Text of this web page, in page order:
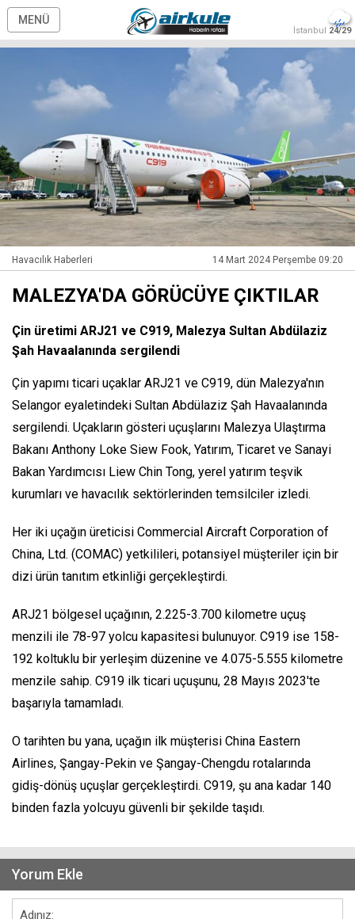
MENÜ
İstanbul 24/29
Havacılık Haberleri 14 Mart 2024 Perşembe 09:20
MALEZYA'DA GÖRÜCÜYE ÇIKTILAR
Çin üretimi ARJ21 ve C919, Malezya Sultan Abdülaziz
Şah Havaalanında sergilendi
Çin yapımı ticari uçaklar ARJ21 ve C919, dün Malezya'nın
Selangor eyaletindeki Sultan Abdülaziz Şah Havaalanında
sergilendi. Uçakların gösteri uçuşlarını Malezya Ulaştırma
Bakanı Anthony Loke Siew Fook, Yatırım, Ticaret ve Sanayi
Bakan Yardımcısı Liew Chin Tong, yerel yatırım teşvik
kurumları ve havacılık sektörlerinden temsilciler izledi.
Her iki uçağın üreticisi Commercial Aircraft Corporation of
China, Ltd. (COMAC) yetkilileri, potansiyel müşteriler için bir
dizi ürün tanıtım etkinliği gerçekleştirdi.
ARJ21 bölgesel uçağının, 2.225-3.700 kilometre uçuş
menzili ile 78-97 yolcu kapasitesi bulunuyor. C919 ise 158-
192 koltuklu bir yerleşim düzenine ve 4.075-5.555 kilometre
menzile sahip. C919 ilk ticari uçuşunu, 28 Mayıs 2023'te
başarıyla tamamladı.
O tarihten bu yana, uçağın ilk müşterisi China Eastern
Airlines, Şangay-Pekin ve Şangay-Chengdu rotalarında
gidiş-dönüş uçuşlar gerçekleştirdi. C919, şu ana kadar 140
binden fazla yolcuyu güvenli bir şekilde taşıdı.
Yorum Ekle